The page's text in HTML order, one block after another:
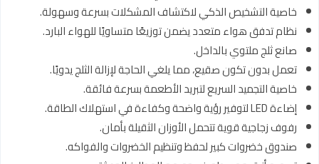
خاصية التشخيص الذكي لاكتشاف المشكلات بسرعة وسهولة.
نظام تدفق هواء متعدد يضمن توزيعًا متساويًا للهواء البارد.
صانع ثلج ملتوي بالداخل.
تعمل بدون تكون صقيع، مما يلغي الحاجة لإزالة الثلج يدويًا.
خاصية التجميد السريع لتبريد الأطعمة بسرعة فائقة.
إضاءة LED لتوفير رؤية واضحة وكفاءة في استهلاك الطاقة.
رفوف زجاجية قوية تتحمل الأوزان الثقيلة بأمان.
صندوق خضروات كبير لحفظ وتنظيم الخضروات والفواكه.